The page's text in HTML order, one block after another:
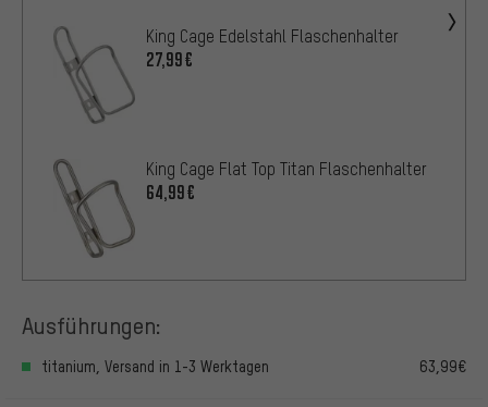
King Cage Edelstahl Flaschenhalter
27,99€
King Cage Flat Top Titan Flaschenhalter
64,99€
Ausführungen:
titanium, Versand in 1-3 Werktagen 63,99€